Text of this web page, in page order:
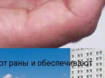
Орбиту Новейшие
Спутники На Фоне
По Поводу Ирана
раны и обеспечивают